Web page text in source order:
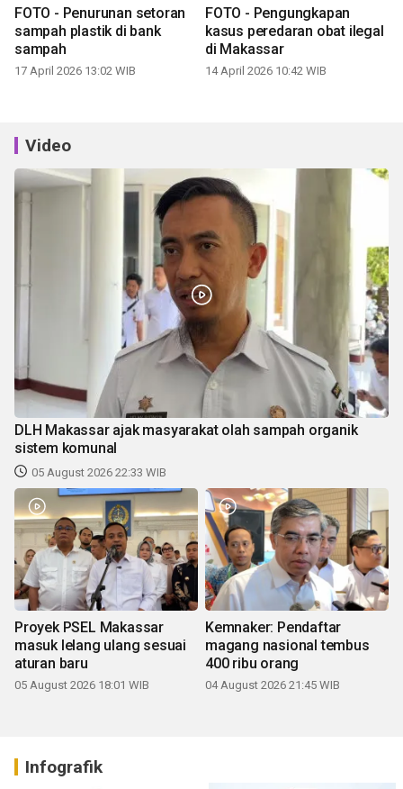
FOTO - Penurunan setoran
sampah plastik di bank
sampah
17 April 2026 13:02 WIB
FOTO - Pengungkapan
kasus peredaran obat ilegal
di Makassar
14 April 2026 10:42 WIB
Video
DLH Makassar ajak masyarakat olah sampah organik
sistem komunal
05 August 2026 22:33 WIB
Proyek PSEL Makassar
masuk lelang ulang sesuai
aturan baru
05 August 2026 18:01 WIB
Kemnaker: Pendaftar
magang nasional tembus
400 ribu orang
04 August 2026 21:45 WIB
Infografik